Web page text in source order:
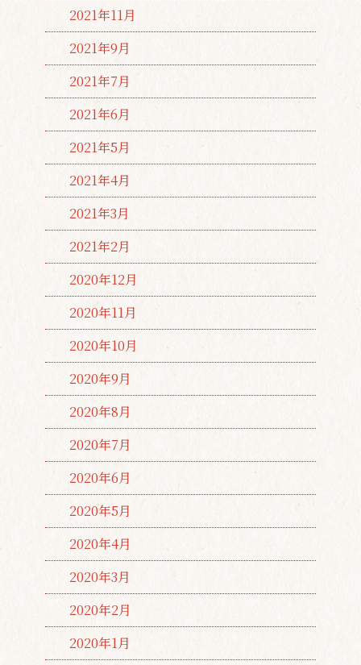
2021年11月
2021年9月
2021年7月
2021年6月
2021年5月
2021年4月
2021年3月
2021年2月
2020年12月
2020年11月
2020年10月
2020年9月
2020年8月
2020年7月
2020年6月
2020年5月
2020年4月
2020年3月
2020年2月
2020年1月